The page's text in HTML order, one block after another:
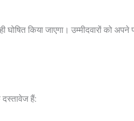
घोषित किया जाएगा। उम्मीदवारों को
दस्तावेज हैं: